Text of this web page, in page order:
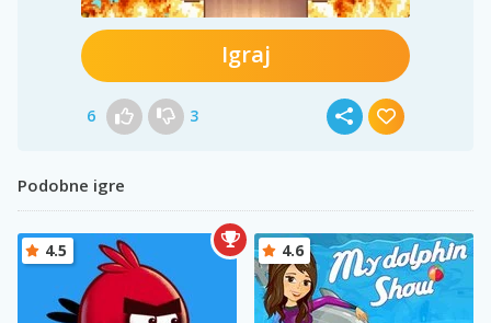
Igraj
6 3
Podobne igre
4.5 4.6